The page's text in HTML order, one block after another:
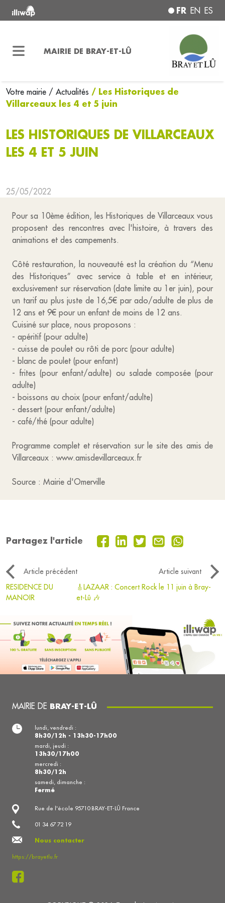
FR EN ES
MAIRIE DE BRAY-ET-LÛ
Votre mairie / Actualités / Les Historiques de
Villarceaux les 4 et 5 juin
LES HISTORIQUES DE VILLARCEAUX
LES 4 ET 5 JUIN
25/05/2022
Pour sa 10ème édition, les Historiques de Villarceaux vous
proposent des rencontres avec l'histoire, à travers des
animations et des campements.­
Côté restauration, la nouveauté est la création du “Menu
des Historiques” avec service à table et en intérieur,
exclusivement sur réservation (date limite au 1er juin), pour
un tarif au plus juste de 16,5€ par ado/adulte de plus de
12 ans et 9€ pour un enfant de moins de 12 ans.
Cuisiné sur place, nous proposons :
- apéritif (pour adulte)
- cuisse de poulet ou rôti de porc (pour adulte)
- blanc de poulet (pour enfant)
- frites (pour enfant/adulte) ou salade composée (pour
adulte)
- boissons au choix (pour enfant/adulte)
- dessert (pour enfant/adulte)
- café/thé (pour adulte)
Programme complet et réservation sur le site des amis de
Villarceaux : www.amisdevillarceaux.fr
Source : Mairie d'Omerville
Partagez l'article
Article précédent
Article suivant
RESIDENCE DU
MANOIR
🎸LAZAAR : Concert Rock le 11 juin à Bray-
et-Lû 🎶
MAIRIE DE BRAY-ET-LÛ
Rue de l'école 95710 BRAY-ET-LÛ France
01 34 67 72 19
Nous contacter
https://brayetlu.fr
lundi, vendredi :
8h30/12h - 13h30-17h00
mardi, jeudi :
13h30/17h00
mercredi :
8h30/12h
samedi, dimanche :
Fermé